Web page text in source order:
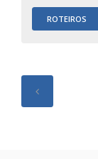
ROTEIROS